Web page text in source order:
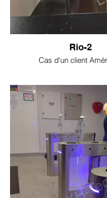
Rio-2
Cas d'un client